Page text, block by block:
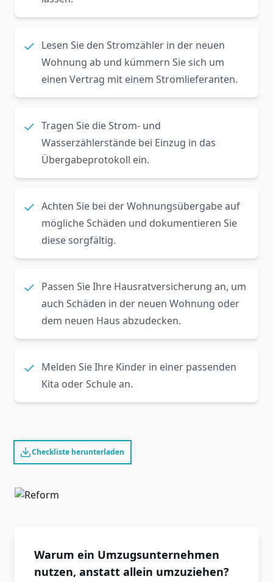
Lesen Sie den Stromzähler in der neuen
Wohnung ab und kümmern Sie sich um
einen Vertrag mit einem Stromlieferanten.
Tragen Sie die Strom- und
Wasserzählerstände bei Einzug in das
Übergabeprotokoll ein.
Achten Sie bei der Wohnungsübergabe auf
mögliche Schäden und dokumentieren Sie
diese sorgfältig.
Passen Sie Ihre Hausratversicherung an, um
auch Schäden in der neuen Wohnung oder
dem neuen Haus abzudecken.
Melden Sie Ihre Kinder in einer passenden
Kita oder Schule an.
Checkliste herunterladen
Warum ein Umzugsunternehmen
nutzen, anstatt allein umzuziehen?